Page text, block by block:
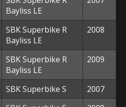
Bayliss LE
SBK Superbike R
Bayliss LE
2008
SBK Superbike R
Bayliss LE
2009
SBK Superbike S
2007